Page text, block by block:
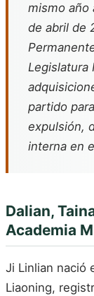
mismo año
de abril de
Legislatura
partido
expulsión,
interna en
Dalian,
Academia
Ji Linlian nació
Liaoning,